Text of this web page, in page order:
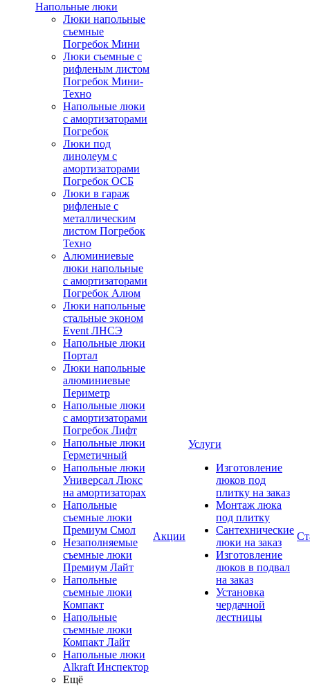
Напольные люки
Люки напольные
съемные
Погребок Мини
Люки съемные с
рифленым листом
Погребок Мини-
Техно
Напольные люки
с амортизаторами
Погребок
Люки под
линолеум с
амортизаторами
Погребок ОСБ
Люки в гараж
рифленые с
металлическим
листом Погребок
Техно
Алюминиевые
люки напольные
с амортизаторами
Погребок Алюм
Люки напольные
стальные эконом
Event ЛНСЭ
Напольные люки
Портал
Люки напольные
алюминиевые
Периметр
Напольные люки
с амортизаторами
Погребок Лифт
Напольные люки
Герметичный
Напольные люки
Универсал Люкс
на амортизаторах
Напольные
съемные люки
Премиум Смол
Незаполняемые
съемные люки
Премиум Лайт
Напольные
съемные люки
Компакт
Напольные
съемные люки
Компакт Лайт
Напольные люки
Alkraft Инспектор
Ещё
Акции
Услуги
Изготовление
люков под
плитку на заказ
Монтаж люка
под плитку
Сантехнические
люки на заказ
Изготовление
люков в подвал
на заказ
Установка
чердачной
лестницы